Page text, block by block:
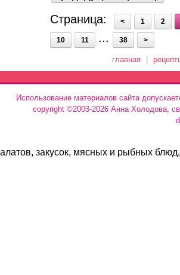
Страница: < 1 2
10 11 ... 38 >
главная
Использование материалов сайта
copyright ©2003-2026 Анна Холодова,
закусок, мясных и рыбных